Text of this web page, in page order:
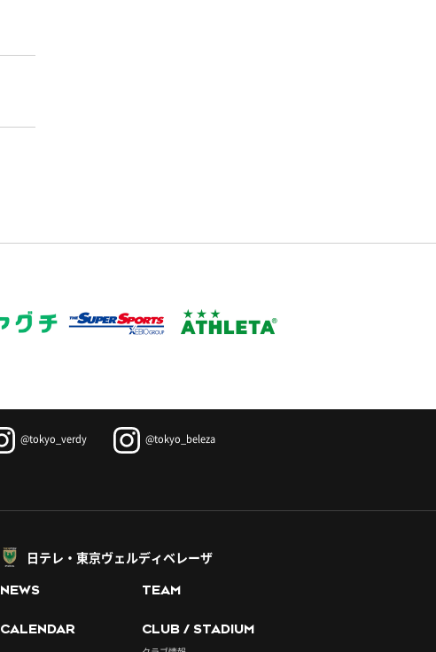
@tokyo_verdy @tokyo_beleza
日テレ・東京ヴェルディベレーザ
NEWS
CALENDAR
TEAM
CLUB / STADIUM